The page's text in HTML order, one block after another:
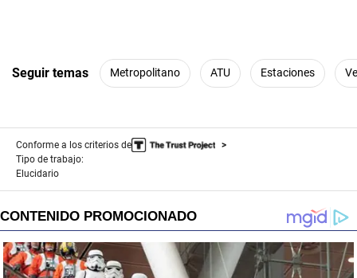
Seguir temas Metropolitano ATU Estaciones
Conforme a los criterios de
Tipo de trabajo:
Elucidario